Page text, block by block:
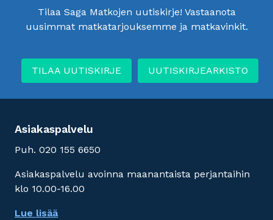
Tilaa Saga Matkojen uutiskirje! Vastaanota
uusimmat matkatarjouksemme ja matkavinkit.
TILAA UUTISKIRJE UUTISKIRJEARKISTO
Asiakaspalvelu
Puh. 020 155 6650
Asiakaspalvelu avoinna maanantaista perjantaihin
klo 10.00-16.00
Lue lisää